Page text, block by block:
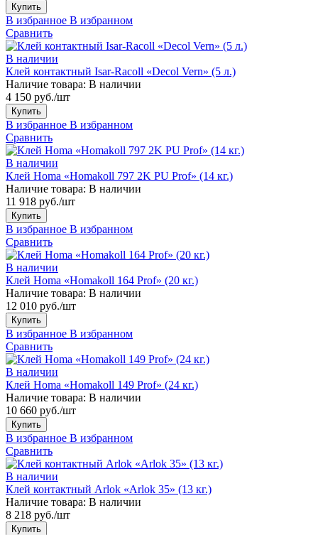
Купить
В избранное В избранном
Сравнить
В наличии
Клей контактный Isar-Racoll «Decol Vern» (5 л.)
Наличие товара: В наличии
4 150 руб./шт
Купить
В избранное В избранном
Сравнить
В наличии
Клей Homa «Homakoll 797 2K PU Prof» (14 кг.)
Наличие товара: В наличии
11 918 руб./шт
Купить
В избранное В избранном
Сравнить
В наличии
Клей Homa «Homakoll 164 Prof» (20 кг.)
Наличие товара: В наличии
12 010 руб./шт
Купить
В избранное В избранном
Сравнить
В наличии
Клей Homa «Homakoll 149 Prof» (24 кг.)
Наличие товара: В наличии
10 660 руб./шт
Купить
В избранное В избранном
Сравнить
В наличии
Клей контактный Arlok «Arlok 35» (13 кг.)
Наличие товара: В наличии
8 218 руб./шт
Купить